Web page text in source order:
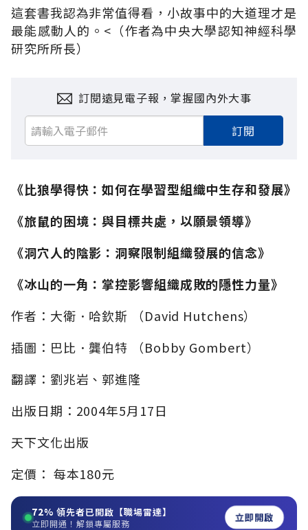
這套書我認為非常值得看，小故事中的大道理才是
最能感動人的。<（作者為中央大學認知神經科學
研究所所長）
訂閱遠見電子報，掌握國內外大事
訂閱
《比狼學得快：如何在學習型組織中生存和發展》
《旅鼠的困境：與目標共處，以願景領導》
《洞穴人的陰影：洞察限制組織發展的信念》
《冰山的一角：掌控影響組織成敗的隱性力量》
作者：大衛．哈欽斯 （David Hutchens）
插圖：巴比．龔伯特 （Bobby Gombert）
翻譯：劉兆岩、郭進隆
出版日期：2004年5月17日
天下文化出版
定價： 每本180元
72% 領先者已開啟【職場雷達】
立即開通！解鎖專屬服務 立即開啟